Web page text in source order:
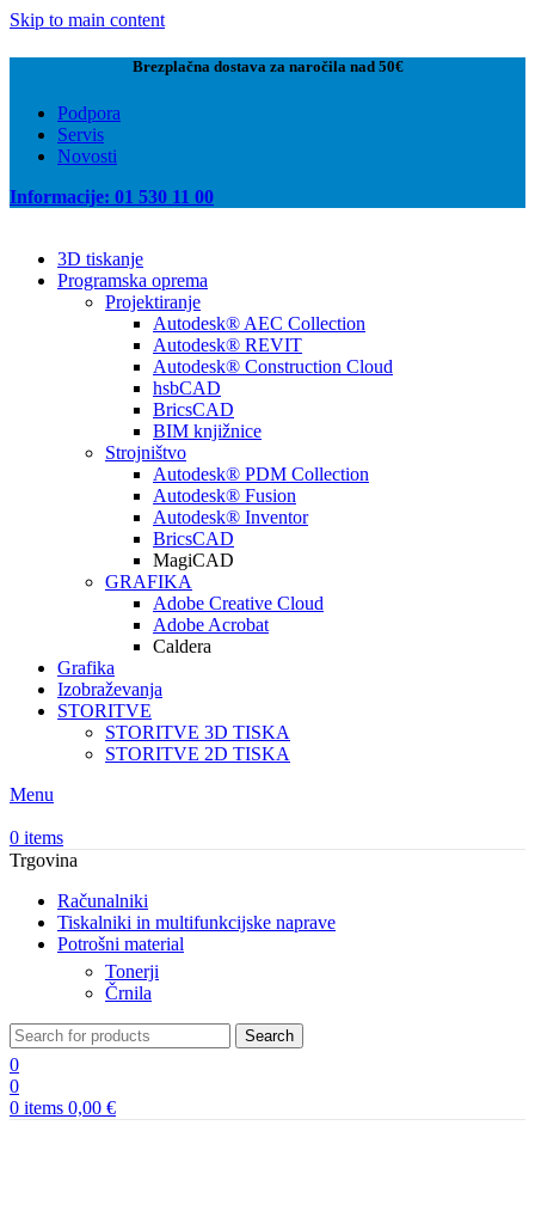
Skip to main content
Brezplačna dostava za naročila nad 50€
Podpora
Servis
Novosti
Informacije: 01 530 11 00
3D tiskanje
Programska oprema
Projektiranje
Autodesk® AEC Collection
Autodesk® REVIT
Autodesk® Construction Cloud
hsbCAD
BricsCAD
BIM knjižnice
Strojništvo
Autodesk® PDM Collection
Autodesk® Fusion
Autodesk® Inventor
BricsCAD
MagiCAD
GRAFIKA
Adobe Creative Cloud
Adobe Acrobat
Caldera
Grafika
Izobraževanja
STORITVE
STORITVE 3D TISKA
STORITVE 2D TISKA
Menu
0 items
Trgovina
Računalniki
Tiskalniki in multifunkcijske naprave
Potrošni material
Tonerji
Črnila
Search
0
0
0 items 0,00 €